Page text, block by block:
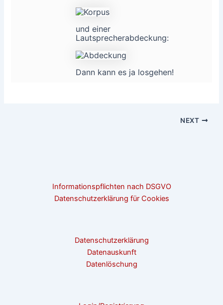
und einer
Lautsprecherabdeckung:
Dann kann es ja losgehen!
NEXT
Informationspflichten nach DSGVO
Datenschutzerklärung für Cookies
Datenschutzerklärung
Datenauskunft
Datenlöschung